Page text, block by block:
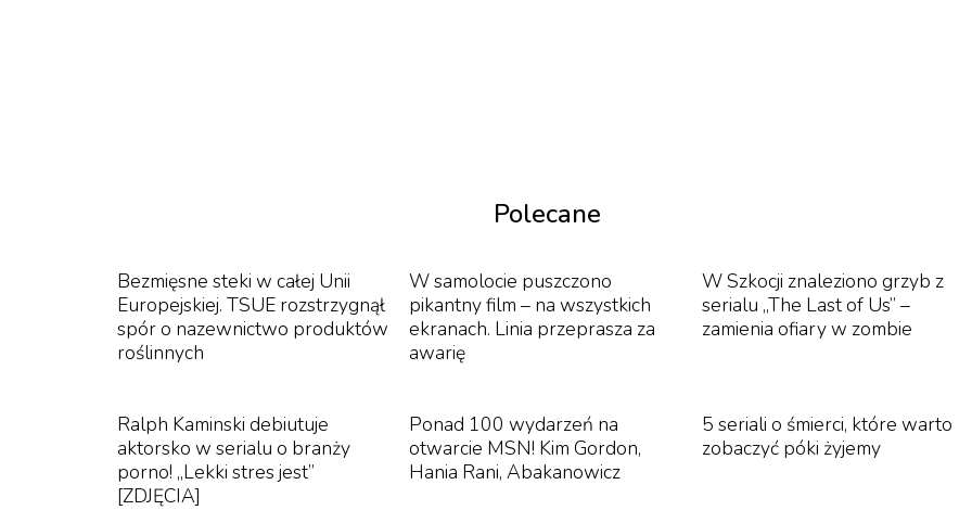
Polecane
Bezmięsne steki w całej Unii
Europejskiej. TSUE rozstrzygnął
spór o nazewnictwo produktów
roślinnych
W samolocie puszczono
pikantny film – na wszystkich
ekranach. Linia przeprasza za
awarię
W Szkocji znaleziono grzyb z
serialu „The Last of Us” –
zamienia ofiary w zombie
Ralph Kaminski debiutuje
aktorsko w serialu o branży
porno! „Lekki stres jest”
[ZDJĘCIA]
Ponad 100 wydarzeń na
otwarcie MSN! Kim Gordon,
Hania Rani, Abakanowicz
5 seriali o śmierci, które warto
zobaczyć póki żyjemy